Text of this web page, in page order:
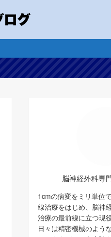
脳神経外科専
1cmの病変をミリ単位
線治療をはじめ、脳神
治療の最前線に立つ現
日々は精密機械のよう